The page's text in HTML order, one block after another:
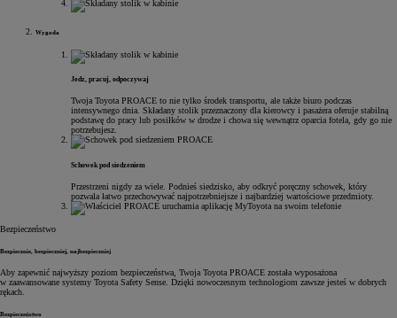
Wygoda
Jedz, pracuj, odpoczywaj
Twoja Toyota PROACE to nie tylko środek transportu, ale także biuro podczas
intensywnego dnia. Składany stolik przeznaczony dla kierowcy i pasażera oferuje stabilną
podstawę do pracy lub posiłków w drodze i chowa się wewnątrz oparcia fotela, gdy go nie
potrzebujesz.
Schowek pod siedzeniem
Przestrzeni nigdy za wiele. Podnieś siedzisko, aby odkryć poręczny schowek, który
pozwala łatwo przechowywać najpotrzebniejsze i najbardziej wartościowe przedmioty.
Bezpieczeństwo
Bezpiecznie, bezpieczniej, najbezpieczniej
Aby zapewnić najwyższy poziom bezpieczeństwa, Twoja Toyota PROACE została wyposażona
w zaawansowane systemy Toyota Safety Sense. Dzięki nowoczesnym technologiom zawsze jesteś w dobrych
rękach.
Bezpieczeństwo